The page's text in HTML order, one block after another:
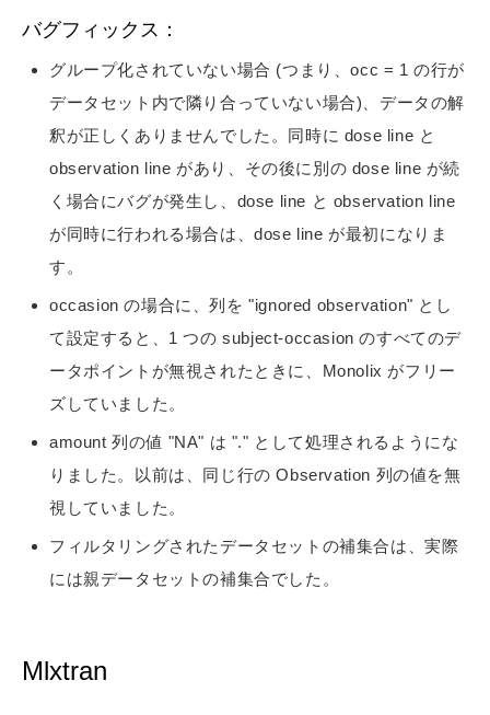
バグフィックス：
グループ化されていない場合 (つまり、occ = 1 の行が
データセット内で隣り合っていない場合)、データの解
釈が正しくありませんでした。同時に dose line と
observation line があり、その後に別の dose line が続
く場合にバグが発生し、dose line と observation line
が同時に行われる場合は、dose line が最初になりま
す。
occasion の場合に、列を "ignored observation" とし
て設定すると、1 つの subject-occasion のすべてのデ
ータポイントが無視されたときに、Monolix がフリー
ズしていました。
amount 列の値 "NA" は "." として処理されるようにな
りました。以前は、同じ行の Observation 列の値を無
視していました。
フィルタリングされたデータセットの補集合は、実際
には親データセットの補集合でした。
Mlxtran